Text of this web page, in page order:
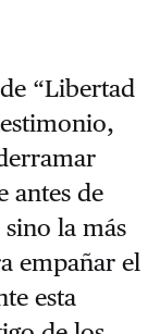
“Libertad
antes de
la más
empañar el
esta